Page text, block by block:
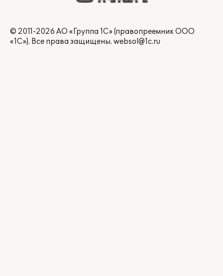
© 2011-2026 АО «Группа 1С» (правопреемник ООО
«1С»). Все права защищены. websol@1c.ru